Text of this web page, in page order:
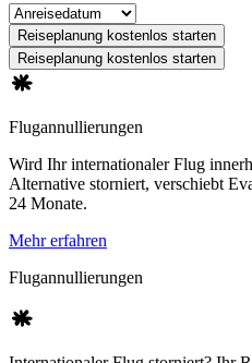
Reiseplanung kostenlos starten
Reiseplanung kostenlos starten
Flugannullierungen
Wird Ihr internationaler Flug
Alternative storniert, verschiebt
24 Monate.
Mehr erfahren
Flugannullierungen